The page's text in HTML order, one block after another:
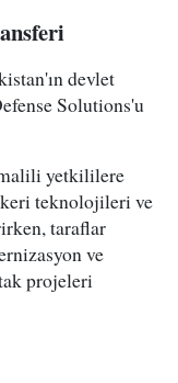
devlet
Solutions'u
yetkililere
teknolojileri ve
taraflar
ve
projeleri